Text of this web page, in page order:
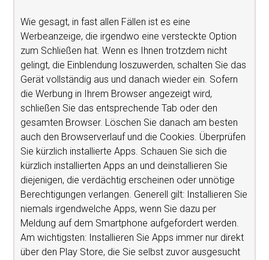
Wie gesagt, in fast allen Fällen ist es eine
Werbeanzeige, die irgendwo eine versteckte Option
zum Schließen hat. Wenn es Ihnen trotzdem nicht
gelingt, die Einblendung loszuwerden, schalten Sie das
Gerät vollständig aus und danach wieder ein. Sofern
die Werbung in Ihrem Browser angezeigt wird,
schließen Sie das entsprechende Tab oder den
gesamten Browser. Löschen Sie danach am besten
auch den Browserverlauf und die Cookies. Überprüfen
Sie kürzlich installierte Apps. Schauen Sie sich die
kürzlich installierten Apps an und deinstallieren Sie
diejenigen, die verdächtig erscheinen oder unnötige
Berechtigungen verlangen. Generell gilt: Installieren Sie
niemals irgendwelche Apps, wenn Sie dazu per
Meldung auf dem Smartphone aufgefordert werden.
Am wichtigsten: Installieren Sie Apps immer nur direkt
über den Play Store, die Sie selbst zuvor ausgesucht